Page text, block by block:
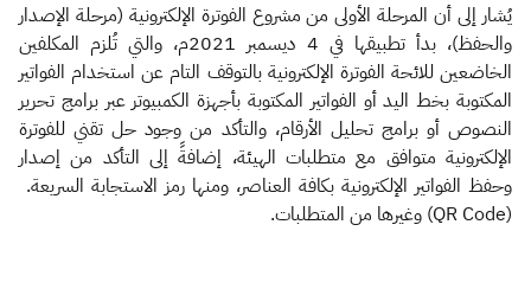
يُشار إلى أن المرحلة الأولى من مشروع الفوترة الإلكترونية (مرحلة الإصدار
والحفظ)، بدأ تطبيقها في 4 ديسمبر 2021م، والتي تُلزم المكلفين
الخاضعين للائحة الفوترة الإلكترونية بالتوقف التام عن استخدام الفواتير
المكتوبة بخط اليد أو الفواتير المكتوبة بأجهزة الكمبيوتر عبر برامج تحرير
النصوص أو برامج تحليل الأرقام، والتأكد من وجود حل تقني للفوترة
الإلكترونية متوافق مع متطلبات الهيئة، إضافةً إلى التأكد من إصدار
وحفظ الفواتير الإلكترونية بكافة العناصر، ومنها رمز الاستجابة السريعة.
(QR Code) وغيرها من المتطلبات.​